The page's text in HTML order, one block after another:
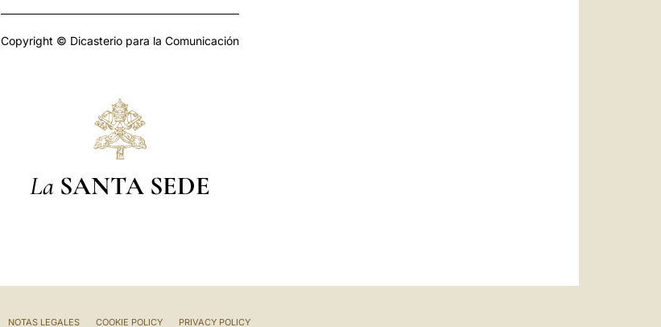
Copyright © Dicasterio para la Comunicación
La SANTA SEDE
NOTAS LEGALES COOKIE POLICY PRIVACY POLICY